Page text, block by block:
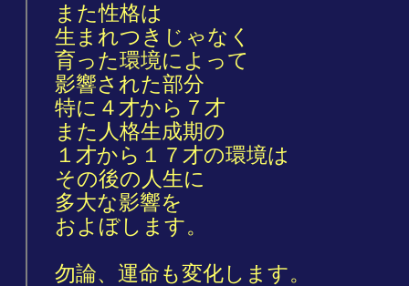
また性格は
生まれつきじゃなく
育った環境によって
影響された部分
特に４才から７才
また人格生成期の
１才から１７才の環境は
その後の人生に
多大な影響を
およぼします。
勿論、運命も変化します。